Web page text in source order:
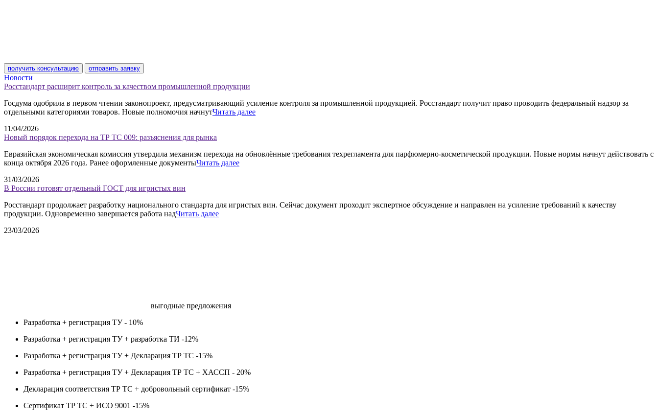
получить консультацию отправить заявку
Новости
Росстандарт расширит контроль за качеством промышленной продукции
Госдума одобрила в первом чтении законопроект, предусматривающий усиление контроля за промышленной продукцией. Росстандарт получит право проводить федеральный надзор за
отдельными категориями товаров. Новые полномочия начнутЧитать далее
11/04/2026
Новый порядок перехода на ТР ТС 009: разъяснения для рынка
Евразийская экономическая комиссия утвердила механизм перехода на обновлённые требования техрегламента для парфюмерно-косметической продукции. Новые нормы начнут действовать с
конца октября 2026 года. Ранее оформленные документыЧитать далее
31/03/2026
В России готовят отдельный ГОСТ для игристых вин
Росстандарт продолжает разработку национального стандарта для игристых вин. Сейчас документ проходит экспертное обсуждение и направлен на усиление требований к качеству
продукции. Одновременно завершается работа надЧитать далее
23/03/2026
выгодные предложения
Разработка + регистрация ТУ - 10%
Разработка + регистрация ТУ + разработка ТИ -12%
Разработка + регистрация ТУ + Декларация ТР ТС -15%
Разработка + регистрация ТУ + Декларация ТР ТС + ХАССП - 20%
Декларация соответствия ТР ТС + добровольный сертификат -15%
Сертификат ТР ТС + ИСО 9001 -15%